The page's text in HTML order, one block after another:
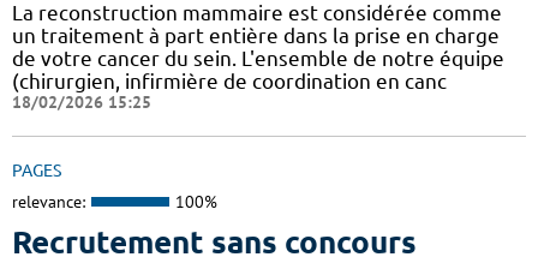
La reconstruction mammaire est considérée comme
un traitement à part entière dans la prise en charge
de votre cancer du sein. L'ensemble de notre équipe
(chirurgien, infirmière de coordination en canc
18/02/2026 15:25
PAGES
relevance: 100%
Recrutement sans concours